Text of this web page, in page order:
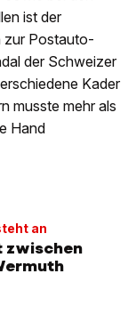
ist der
zur Postauto-
der Schweizer
Kader
musste mehr als
Hand
an
zwischen